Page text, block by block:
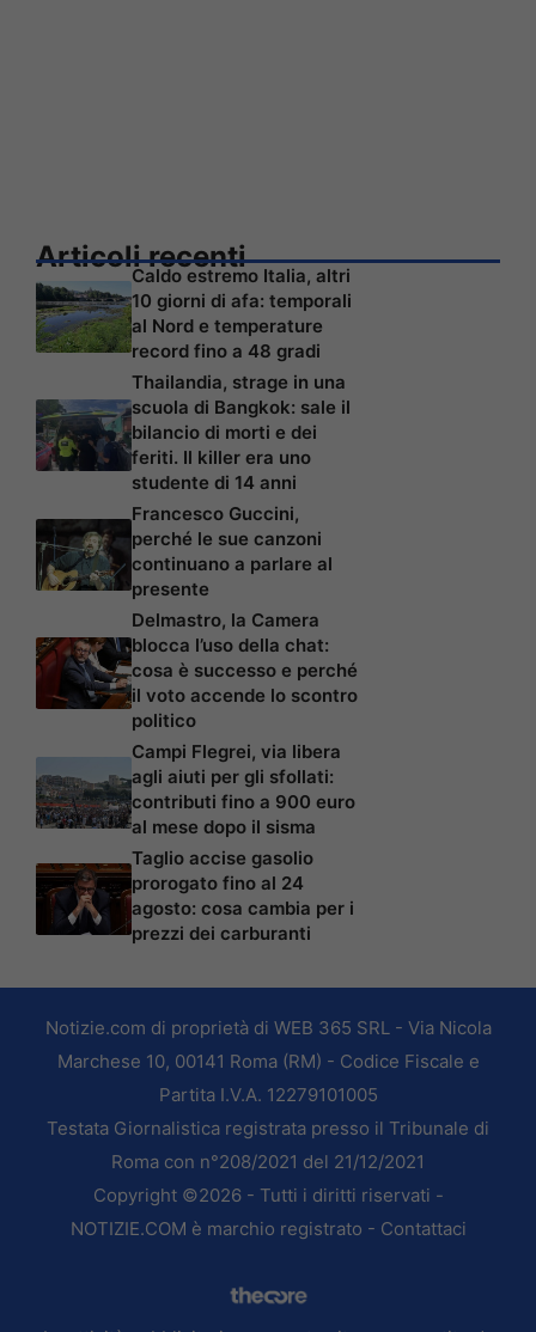
Articoli recenti
Caldo estremo Italia, altri
10 giorni di afa: temporali
al Nord e temperature
record fino a 48 gradi
Thailandia, strage in una
scuola di Bangkok: sale il
bilancio di morti e dei
feriti. Il killer era uno
studente di 14 anni
Francesco Guccini,
perché le sue canzoni
continuano a parlare al
presente
Delmastro, la Camera
blocca l’uso della chat:
cosa è successo e perché
il voto accende lo scontro
politico
Campi Flegrei, via libera
agli aiuti per gli sfollati:
contributi fino a 900 euro
al mese dopo il sisma
Taglio accise gasolio
prorogato fino al 24
agosto: cosa cambia per i
prezzi dei carburanti
Notizie.com di proprietà di WEB 365 SRL - Via Nicola
Marchese 10, 00141 Roma (RM) - Codice Fiscale e
Partita I.V.A. 12279101005
Testata Giornalistica registrata presso il Tribunale di
Roma con n°208/2021 del 21/12/2021
Copyright ©2026 - Tutti i diritti riservati -
NOTIZIE.COM è marchio registrato - Contattaci